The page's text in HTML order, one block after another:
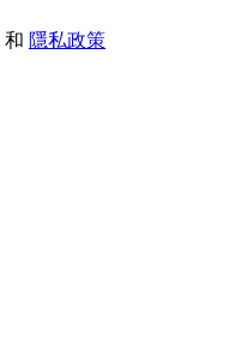
和 隱私政策